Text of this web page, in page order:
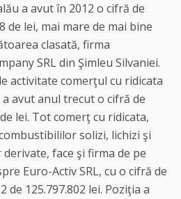
a avut în 2012 o cifră de
de lei, mai mare de mai bine
clasată, firma
SRL din Şimleu Silvaniei.
activitate comerţul cu ridicata
avut anul trecut o cifră de
lei. Tot comerţ cu ridicata,
solizi, lichizi şi
face şi firma de pe
Euro-Activ SRL, cu o cifră de
de 125.797.802 lei. Poziţia a